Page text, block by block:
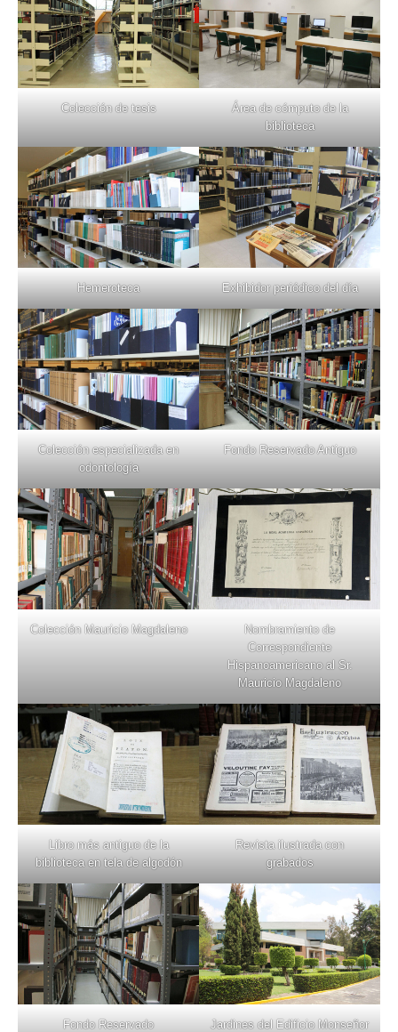
Colección de tesis
Área de cómputo de la
biblioteca
Hemeroteca Exhibidor periódico del día
Colección especializada en
odontología
Fondo Reservado Antiguo
Colección Mauricio Magdaleno
Nombramiento de
Correspondiente
Hispanoamericano al Sr.
Mauricio Magdaleno
Libro más antiguo de la
biblioteca en tela de algodón
Revista ilustrada con
grabados
Fondo Reservado
Jardines del Edificio Monseñor